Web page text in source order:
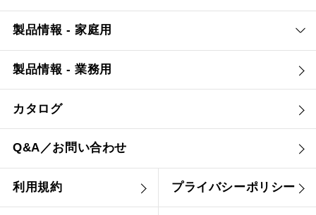
製品情報 - 家庭用
製品情報 - 業務用
カタログ
Q&A／お問い合わせ
利用規約 プライバシーポリシー